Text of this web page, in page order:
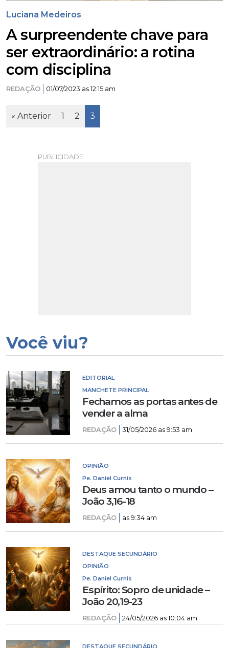
Luciana Medeiros
A surpreendente chave para
ser extraordinário: a rotina
com disciplina
REDAÇÃO 01/07/2023 as 12:15 am
« Anterior Page
1 Page
2 Page
3
PUBLICIDADE
Você viu?
EDITORIAL
MANCHETE PRINCIPAL
Fechamos as portas antes de
vender a alma
REDAÇÃO 31/05/2026 as 9:53 am
OPINIÃO
Pe. Daniel Curnis
Deus amou tanto o mundo –
João 3,16-18
REDAÇÃO as 9:34 am
DESTAQUE SECUNDÁRIO
OPINIÃO
Pe. Daniel Curnis
Espírito: Sopro de unidade –
João 20,19-23
REDAÇÃO 24/05/2026 as 10:04 am
DESTAQUE SECUNDÁRIO